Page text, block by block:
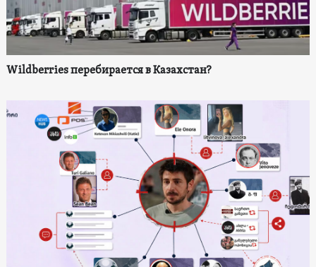
Wildberries перебирается в Казахстан?